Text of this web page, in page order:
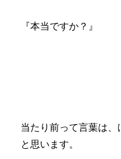
『本当ですか？』
当たり前って言葉は
と思います。